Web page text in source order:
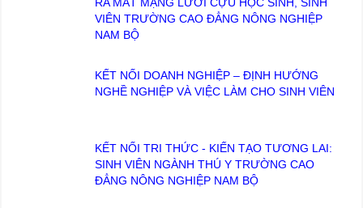
RA MẮT MẠNG LƯỚI CỰU HỌC SINH, SINH
VIÊN TRƯỜNG CAO ĐẲNG NÔNG NGHIỆP
NAM BỘ
KẾT NỐI DOANH NGHIỆP – ĐỊNH HƯỚNG
NGHỀ NGHIỆP VÀ VIỆC LÀM CHO SINH VIÊN
KẾT NỐI TRI THỨC - KIẾN TẠO TƯƠNG LAI:
SINH VIÊN NGÀNH THÚ Y TRƯỜNG CAO
ĐẲNG NÔNG NGHIỆP NAM BỘ